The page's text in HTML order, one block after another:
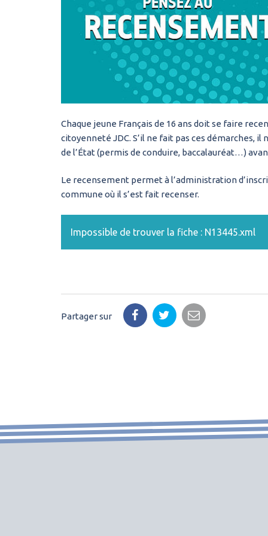
Chaque jeune Français de 16 ans doit se faire
citoyenneté JDC. S’il ne fait pas ces démarches,
de l’État (permis de conduire, baccalauréat…)
Le recensement permet à l’administration
commune où il s’est fait recenser.
Impossible de trouver la fiche : N13445.xml
Partager sur